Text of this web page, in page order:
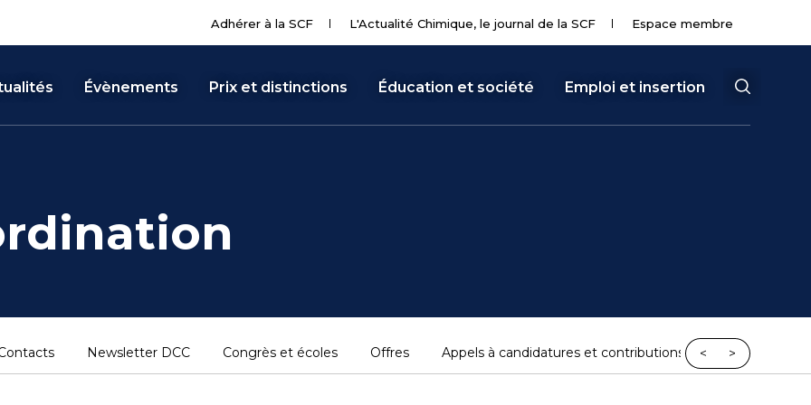
Adhérer à la SCF L'Actualité Chimique, le journal de la SCF Espace membre
Évènements Prix et distinctions Éducation et société Emploi et insertion
Newsletter DCC Congrès et écoles Offres Appels à candidatures et contributions < >